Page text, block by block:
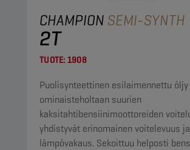
CHAMPION SEMI-SYNTH
2T
TUOTE: 1908
Puolisynteettinen esilaimennettu öljy
ominaisteholtaan suurien
kaksitahtibensiinimoottoreiden
yhdistyvät erinomainen voitelevuus ja
lämpövakaus. Sekoittuu helposti